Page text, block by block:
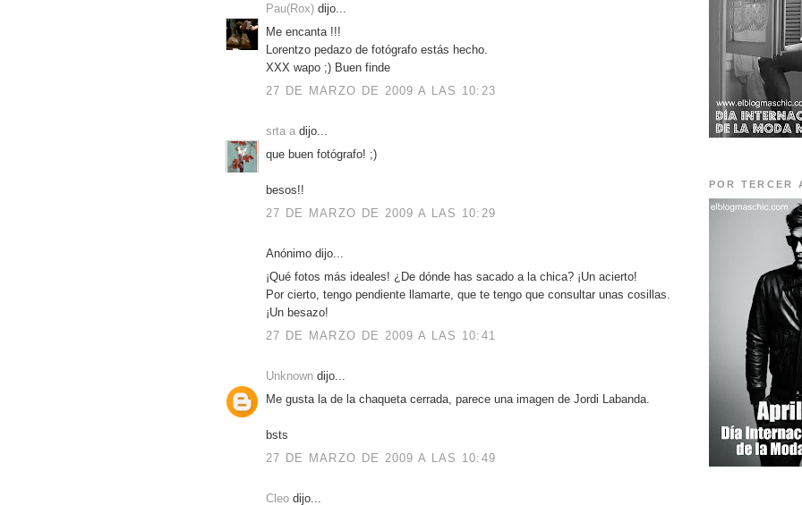
Pau(Rox) dijo...
Me encanta !!!
Lorentzo pedazo de fotógrafo estás hecho.
XXX wapo ;) Buen finde
27 DE MARZO DE 2009 A LAS 10:23
srta a dijo...
que buen fotógrafo! ;)
besos!!
27 DE MARZO DE 2009 A LAS 10:29
Anónimo dijo...
¡Qué fotos más ideales! ¿De dónde has sacado a la chica? ¡Un acierto!
Por cierto, tengo pendiente llamarte, que te tengo que consultar unas cosillas.
¡Un besazo!
27 DE MARZO DE 2009 A LAS 10:41
Unknown dijo...
Me gusta la de la chaqueta cerrada, parece una imagen de Jordi Labanda.
bsts
27 DE MARZO DE 2009 A LAS 10:49
Cleo dijo...
POR TERCER